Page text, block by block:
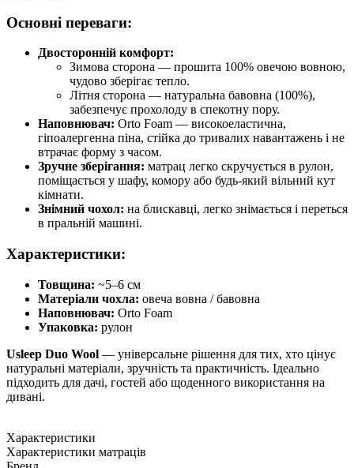
Основні переваги:
Двосторонній комфорт:
Зимова сторона — прошита 100% овечою вовною,
чудово зберігає тепло.
Літня сторона — натуральна бавовна (100%),
забезпечує прохолоду в спекотну пору.
Наповнювач: Orto Foam — високоеластична,
гіпоалергенна піна, стійка до тривалих навантажень і не
втрачає форму з часом.
Зручне зберігання: матрац легко скручується в рулон,
поміщається у шафу, комору або будь-який вільний кут
кімнати.
Знімний чохол: на блискавці, легко знімається і переться
в пральній машині.
Характеристики:
Товщина: ~5–6 см
Матеріали чохла: овеча вовна / бавовна
Наповнювач: Orto Foam
Упаковка: рулон
Usleep Duo Wool — універсальне рішення для тих, хто цінує
натуральні матеріали, зручність та практичність. Ідеально
підходить для дачі, гостей або щоденного використання на
дивані.
Характеристики
Характеристики матраців